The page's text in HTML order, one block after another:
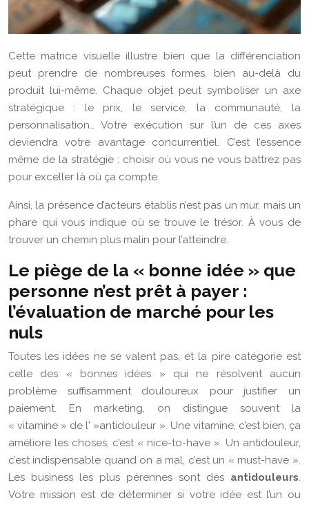
Cette matrice visuelle illustre bien que la différenciation
peut prendre de nombreuses formes, bien au-delà du
produit lui-même. Chaque objet peut symboliser un axe
stratégique : le prix, le service, la communauté, la
personnalisation… Votre exécution sur l’un de ces axes
deviendra votre avantage concurrentiel. C’est l’essence
même de la stratégie : choisir où vous ne vous battrez pas
pour exceller là où ça compte.
Ainsi, la présence d’acteurs établis n’est pas un mur, mais un
phare qui vous indique où se trouve le trésor. À vous de
trouver un chemin plus malin pour l’atteindre.
Le piège de la « bonne idée » que
personne n’est prêt à payer :
l’évaluation de marché pour les
nuls
Toutes les idées ne se valent pas, et la pire catégorie est
celle des « bonnes idées » qui ne résolvent aucun
problème suffisamment douloureux pour justifier un
paiement. En marketing, on distingue souvent la
« vitamine » de l' »antidouleur ». Une vitamine, c’est bien, ça
améliore les choses, c’est « nice-to-have ». Un antidouleur,
c’est indispensable quand on a mal, c’est un « must-have ».
Les business les plus pérennes sont des antidouleurs.
Votre mission est de déterminer si votre idée est l’un ou